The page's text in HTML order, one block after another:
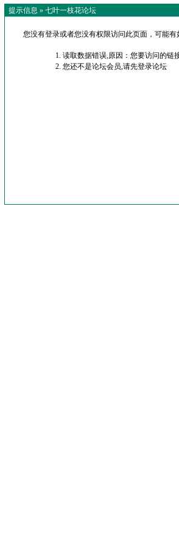
提示信息 » 七叶一枝花论坛
您没有登录或者您没有权限访问此页面，可能有
读取数据错误,原因：您要访问的链
您还不是论坛会员,请先登录论坛